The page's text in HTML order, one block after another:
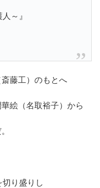
～』
藤工）のもとへ
絵（名取裕子）から
り盛りし